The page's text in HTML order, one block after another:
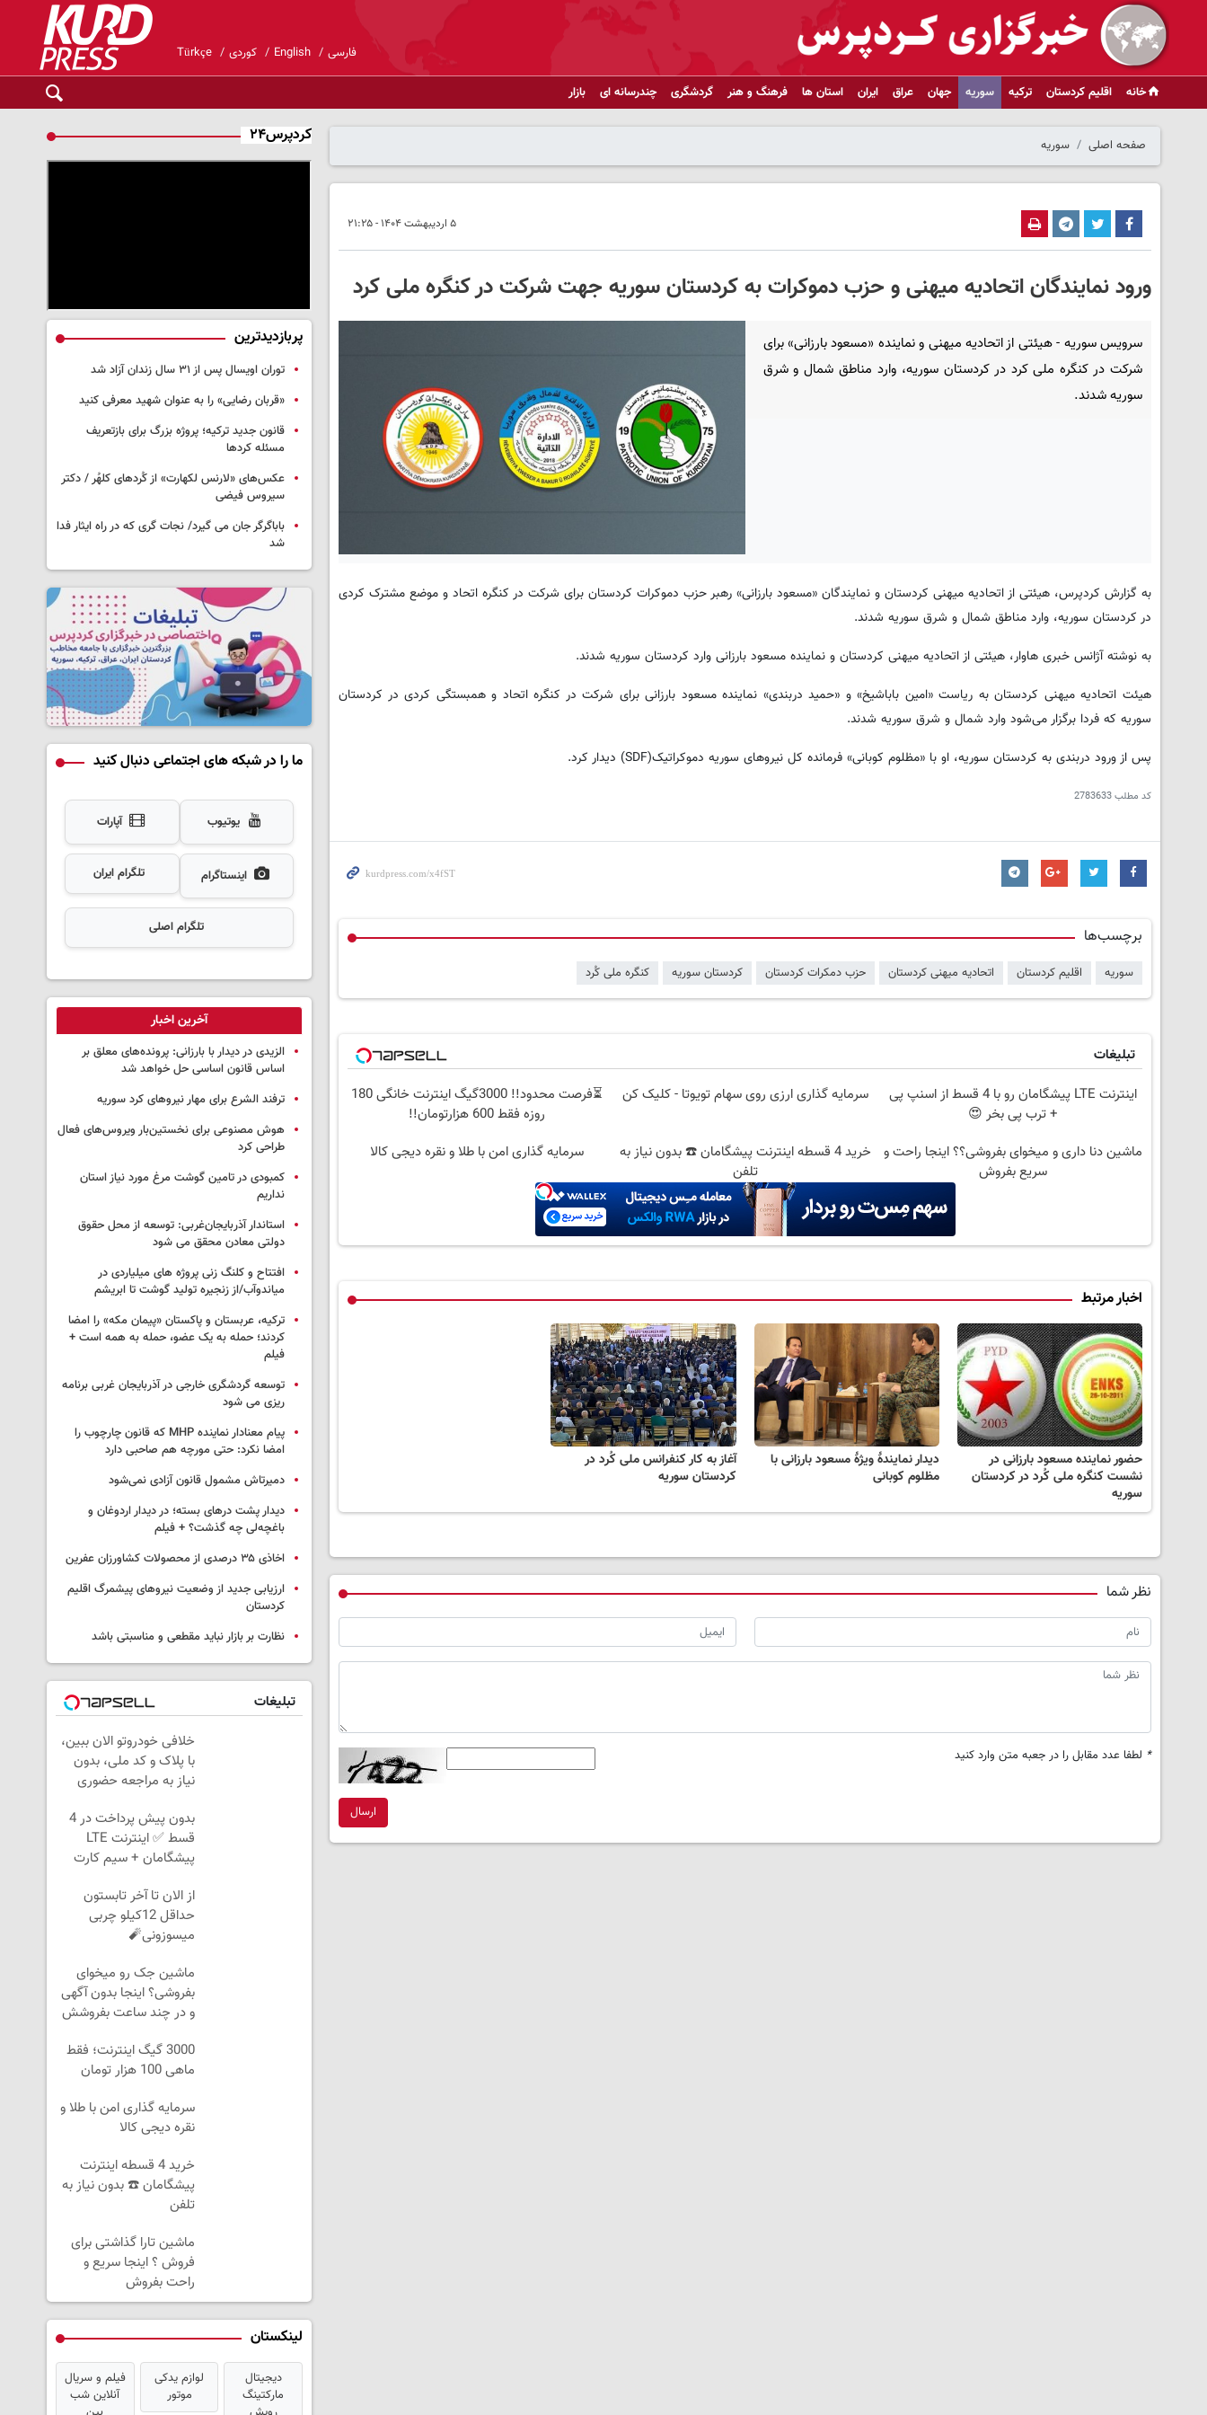
فارسی English کوردی Türkçe
خانه اقلیم کردستان ترکیه سوریه جهان عراق ایران استان ها فرهنگ و هنر گردشگری چندرسانه ای بازار
صفحه اصلی سوریه
۵ اردیبهشت ۱۴۰۴ - ۲۱:۲۵
ورود نمایندگان اتحادیه میهنی و حزب دموکرات به کردستان سوریه جهت شرکت در کنگره ملی کرد
سرویس سوریه - هیئتی از اتحادیه میهنی و نماینده «مسعود بارزانی» برای
شرکت در کنگره ملی کرد در کردستان سوریه، وارد مناطق شمال و شرق
سوریه شدند.
به گزارش کردپرس، هیئتی از اتحادیه میهنی کردستان و نمایندگان «مسعود بارزانی» رهبر حزب دموکرات کردستان برای شرکت در کنگره اتحاد و موضع مشترک کردی
در کردستان سوریه، وارد مناطق شمال و شرق سوریه شدند.
به نوشته آژانس خبری هاوار، هیئتی از اتحادیه میهنی کردستان و نماینده مسعود بارزانی وارد کردستان سوریه شدند.
هیئت اتحادیه میهنی کردستان به ریاست «امین باباشیخ» و «حمید دربندی» نماینده مسعود بارزانی برای شرکت در کنگره اتحاد و همبستگی کردی در کردستان
سوریه که فردا برگزار می‌شود وارد شمال و شرق سوریه شدند.
پس از ورود دربندی به کردستان سوریه، او با «مظلوم کوبانی» فرمانده کل نیروهای سوریه دموکراتیک(SDF) دیدار کرد.
کد مطلب2783633
برچسب‌ها
سوریه اقلیم کردستان اتحادیه میهنی کردستان حزب دمکرات کردستان کردستان سوریه کنگره ملی کُرد
تبلیغات
اینترنت LTE پیشگامان رو با 4 قسط از اسنپ پی
+ ترب پی بخر 😍
سرمایه گذاری ارزی روی سهام تویوتا - کلیک کن
⏳فرصت محدود!! 3000گیگ اینترنت خانگی 180
روزه فقط 600 هزارتومان!!
ماشین دنا داری و میخوای بفروشی؟؟ اینجا راحت و
سریع بفروش
خرید 4 قسطه اینترنت پیشگامان ☎️ بدون نیاز به
تلفن
سرمایه گذاری امن با طلا و نقره دیجی کالا
اخبار مرتبط
حضور نماینده مسعود بارزانی در
نشست کنگره ملی کُرد در کردستان
سوریه
دیدار نمایندۀ ویژۀ مسعود بارزانی با
مظلوم کوبانی
آغاز به کار کنفرانس ملی کُرد در
کردستان سوریه
نظر شما
* لطفا عدد مقابل را در جعبه متن وارد کنید
ارسال
کردپرس۲۴
پربازدیدترین
توران اویسال پس از ۳۱ سال زندان آزاد شد
«قربان رضایی» را به عنوان شهید معرفی کنید
قانون جدید ترکیه؛ پروژه بزرگ‌ برای بازتعریف
مسئله کردها
عکس‌های «لارنس لکهارت» از کُردهای کلهُر / دکتر
سیروس فیضی
باباگرگر جان می گیرد/ نجات گری که در راه ایثار فدا
شد
ما را در شبکه های اجتماعی دنبال کنید
یوتیوب آپارات
اینستاگرام تلگرام ایران
تلگرام اصلی
آخرین اخبار
الزیدی در دیدار با بارزانی: پرونده‌های معلق بر
اساس قانون اساسی حل خواهد شد
ترفند الشرع برای مهار نیروهای کرد سوریه
هوش مصنوعی برای نخستین‌بار ویروس‌های فعال
طراحی کرد
کمبودی در تامین گوشت مرغ مورد نیاز استان
نداریم
استاندار آذربایجان‌غربی: توسعه از محل حقوق
دولتی معادن محقق می شود
افتتاح و کلنگ زنی پروژه های میلیاردی در
میاندوآب/از زنجیره تولید گوشت تا ابریشم
ترکیه، عربستان و پاکستان «پیمان مکه» را امضا
کردند؛ حمله به یک عضو، حمله به همه است +
فیلم
توسعه گردشگری خارجی در آذربایجان غربی برنامه
ریزی می شود
پیام معنادار نماینده MHP که قانون چارچوب را
امضا نکرد: حتی مورچه هم صاحبی دارد
دمیرتاش مشمول قانون آزادی نمی‌شود
دیدار پشت درهای بسته؛ در دیدار اردوغان و
باغچه‌لی چه گذشت؟ + فیلم
اخاذی ۳۵ درصدی از محصولات کشاورزان عفرین
ارزیابی جدید از وضعیت نیروهای پیشمرگ اقلیم
کردستان
نظارت بر بازار نباید مقطعی و مناسبتی باشد
تبلیغات
خلافی خودروتو الان ببین،
با پلاک و کد ملی، بدون
نیاز به مراجعه حضوری
بدون پیش پرداخت در 4
قسط ✅ اینترنت LTE
پیشگامان + سیم کارت
از الان تا آخر تابستون
حداقل 12کیلو چربی
میسوزونی🧨
ماشین جک رو میخوای
بفروشی؟ اینجا بدون آگهی
و در چند ساعت بفروشش
3000 گیگ اینترنت؛ فقط
ماهی 100 هزار تومان
سرمایه گذاری امن با طلا و
نقره دیجی کالا
خرید 4 قسطه اینترنت
پیشگامان ☎️ بدون نیاز به
تلفن
ماشین تارا گذاشتی برای
فروش ؟ اینجا سریع و
راحت بفروش
لینکستان
دیجیتال
مارکتینگ
لوازم یدکی
موتور
فیلم و سریال
آنلاین شب